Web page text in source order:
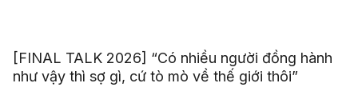
[FINAL TALK 2026] “Có nhiều người đồng hành
như vậy thì sợ gì, cứ tò mò về thế giới thôi”